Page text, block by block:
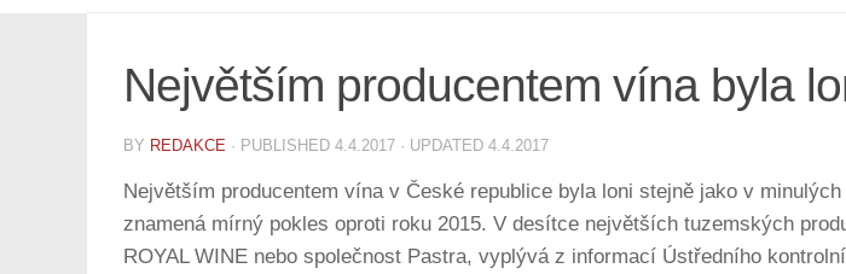
Největším producentem vína byla
BY REDAKCE · PUBLISHED 4.4.2017 · UPDATED 4.4.2017
Největším producentem vína v České republice byla loni stejně jako v
znamená mírný pokles oproti roku 2015. V desítce největších tuzemských
ROYAL WINE nebo společnost Pastra, vyplývá z informací Ústředního